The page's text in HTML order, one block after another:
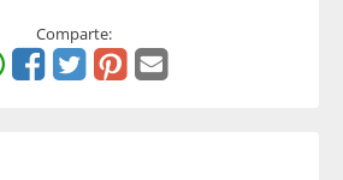
Comparte: